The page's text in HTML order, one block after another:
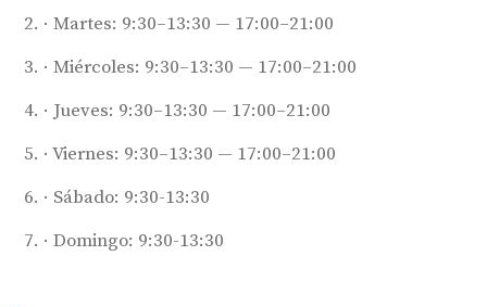
Martes: 9:30–13:30 — 17:00–21:00
Miércoles: 9:30–13:30 — 17:00–21:00
Jueves: 9:30–13:30 — 17:00–21:00
Viernes: 9:30–13:30 — 17:00–21:00
Sábado: 9:30-13:30
Domingo: 9:30-13:30
Mejores marcas de audífonos
Tipos de audífonos para la sordera
Audífonos invisibles